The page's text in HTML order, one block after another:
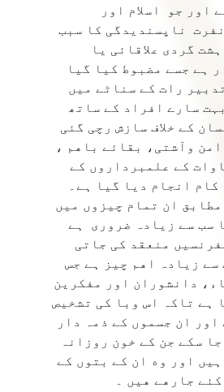
اور جو اسلام اور
ناپسندیدگی کا سبب
گردی علاقائی یا
ہے جسے مضبوط کیا گیا
رات كے سناٹے میں
سارے افراد کے ساتھ
کے خلاف سازش رچی گئی
وآشتی، بقائے باهم ،
کے علمبرداروں کے
انجام دیا گیا ہے۔
ان تمام چیزوں میں
سب سے زیادہ ضرورى ہے
منعقد کی جاتی
سے زیادہ اهم چیز ہے جس
دانشوران اور مفکرین
ہے تاکہ اس وبا کی تشخیص
اور ان جسموں کے ذمہ دار
سکے جن کے خون روزانہ
اور وه ان كے بتوں كے
جارهے هيں ۔